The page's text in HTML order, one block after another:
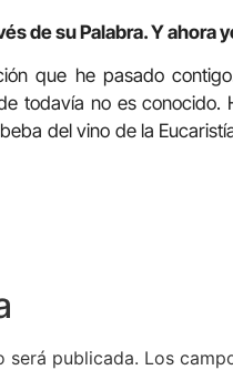
de su Palabra. Y ahora
que he pasado
todavía no es
del vino de la
será publicada. Los